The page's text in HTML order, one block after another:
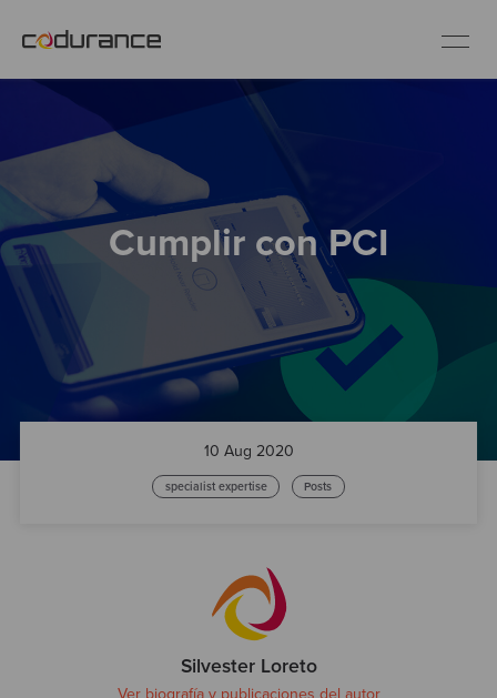
Servicios
Buenas prácticas
Sobre nosotros
Cumplir con PCI
10 Aug 2020
specialist expertise Posts
Silvester Loreto
Ver biografía y publicaciones del autor